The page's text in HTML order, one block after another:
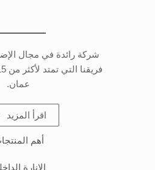
شركة رائدة في مجال
عمان.
اقرأ المزيد
أهم
الإنارة